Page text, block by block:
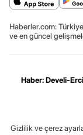
Haberler.com:
ve en güncel
Haber: Develi-
Gizlilik ve çerez